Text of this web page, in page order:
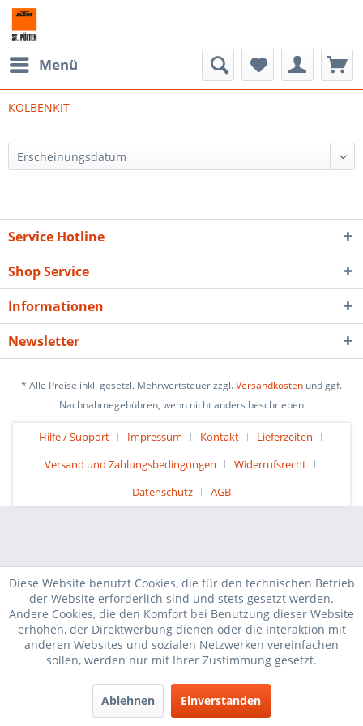
Menü
KOLBENKIT
Service Hotline
Shop Service
Informationen
Newsletter
* Alle Preise inkl. gesetzl. Mehrwertsteuer zzgl.Versandkosten und ggf.
Nachnahmegebühren, wenn nicht anders beschrieben
Hilfe / Support Impressum Kontakt
Lieferzeiten
Versand und Zahlungsbedingungen
Widerrufsrecht
Datenschutz
AGB
Diese Website benutzt Cookies, die für den technischen Betrieb
der Website erforderlich sind und stets gesetzt werden.
Andere Cookies, die den Komfort bei Benutzung dieser Website
erhöhen, der Direktwerbung dienen oder die Interaktion mit
anderen Websites und sozialen Netzwerken vereinfachen
sollen, werden nur mit Ihrer Zustimmung gesetzt.
Ablehnen Einverstanden